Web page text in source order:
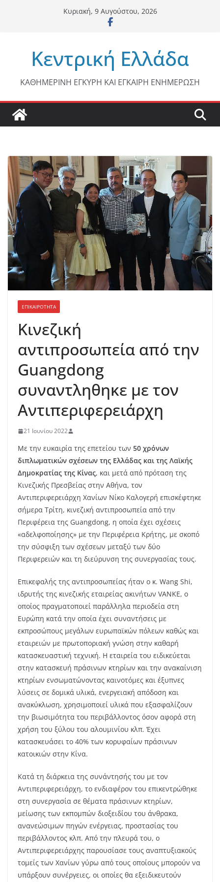
Κυριακή, 9 Αυγούστου, 2026
Κεντρική Ελλάδα
ΚΑΘΗΜΕΡΙΝΗ ΕΓΚΥΡΗ ΚΑΙ ΕΓΚΑΙΡΗ ΕΝΗΜΕΡΩΣΗ
ΕΠΙΚΑΙΡΟΤΗΤΑ
Κινεζική
αντιπροσωπεία από την
Guangdong
συναντληθηκε με τον
Αντιπεριφερειάρχη
21 Ιουνίου 2022
Με την ευκαιρία της επετείου των 50 χρόνων
διπλωματικών σχέσεων της Ελλάδας και της Λαϊκής
Δημοκρατίας της Κίνας, και μετά από πρόταση της
Κινεζικής Πρεσβείας στην Αθήνα, τον
Αντιπεριφερειάρχη Χανίων Νίκο Καλογερή επισκέφτηκε
σήμερα Τρίτη, κινεζική αντιπροσωπεία από την
Περιφέρεια της Guangdong, η οποία έχει σχέσεις
«αδελφοποίησης» με την Περιφέρεια Κρήτης, με σκοπό
την σύσφιξη των σχέσεων μεταξύ των δύο
Περιφερειών και τη διεύρυνση της συνεργασίας τους.
Επικεφαλής της αντιπροσωπείας ήταν ο κ. Wang Shi,
ιδρυτής της κινεζικής εταιρείας ακινήτων VANKE, ο
οποίος πραγματοποιεί παράλληλα περιοδεία στη
Ευρώπη κατά την οποία έχει συναντήσεις με
εκπροσώπους μεγάλων ευρωπαϊκών πόλεων καθώς και
εταιρειών με πρωτοποριακή γνώση στην καθαρή
κατασκευαστική τεχνική. Η εταιρεία του ειδικεύεται
στην κατασκευή πράσινων κτηρίων και την ανακαίνιση
κτηρίων ενσωματώνοντας καινοτόμες και έξυπνες
λύσεις σε δομικά υλικά, ενεργειακή απόδοση και
ανακύκλωση, χρησιμοποιεί υλικά που εξασφαλίζουν
την βιωσιμότητα του περιβάλλοντος όσον αφορά στη
χρήση του ξύλου του αλουμινίου κλπ. Έχει
κατασκευάσει το 40% των κορυφαίων πράσινων
κατοικιών στην Κίνα.
Κατά τη διάρκεια της συνάντησής του με τον
Αντιπεριφερειάρχη, το ενδιαφέρον του επικεντρώθηκε
στη συνεργασία σε θέματα πράσινων κτηρίων,
μείωσης των εκπομπών διοξειδίου του άνθρακα,
ανανεώσιμων πηγών ενέργειας, προστασίας του
περιβάλλοντος κλπ. Από την πλευρά του, ο
Αντιπεριφερειάρχης παρουσίασε τους αναπτυξιακούς
τομείς των Χανίων γύρω από τους οποίους μπορούν να
υπάρξουν συνέργειες, οι οποίες θα εξειδικευτούν